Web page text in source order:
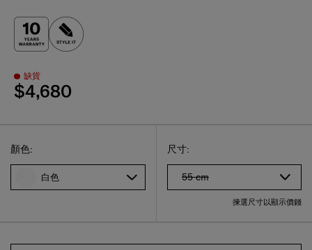
缺貨
$4,680
選擇尺碼
Select
尺寸:
55 cm
揀選尺寸以顯示價錢
Select
顏色:
白色